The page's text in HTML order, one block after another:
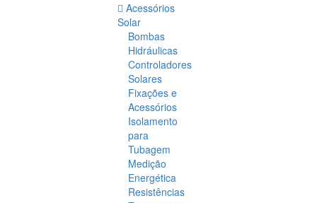
Acessórios
Solar
Bombas
Hidráulicas
Controladores
Solares
Fixações e
Acessórios
Isolamento
para
Tubagem
Medição
Energética
Resistências